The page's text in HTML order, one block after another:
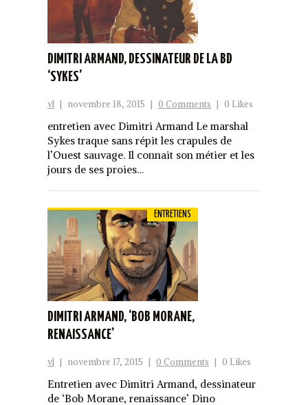
DIMITRI ARMAND, DESSINATEUR DE LA BD
‘SYKES’
vl | novembre 18, 2015 | 0 Comments | 0 Likes
entretien avec Dimitri Armand Le marshal
Sykes traque sans répit les crapules de
l’Ouest sauvage. Il connait son métier et les
jours de ses proies…
ENTRETIENS
DIMITRI ARMAND, ‘BOB MORANE,
RENAISSANCE’
vl | novembre 17, 2015 | 0 Comments | 0 Likes
Entretien avec Dimitri Armand, dessinateur
de ‘Bob Morane, renaissance’ Dino